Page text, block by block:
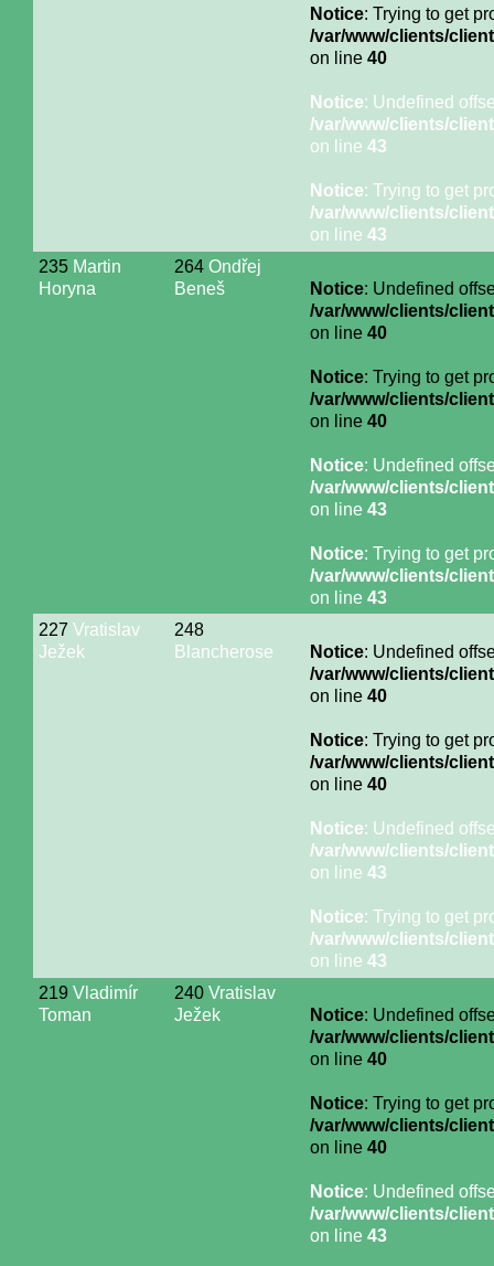
Notice: Trying to get
/var/www/clients/
on line 40
Notice: Undefined
/var/www/clients/
on line 43
Notice: Trying to get
/var/www/clients/
on line 43
235 Martin
Horyna
264 Ondřej
Beneš
Notice: Undefined
/var/www/clients/
on line 40
Notice: Trying to get
/var/www/clients/
on line 40
Notice: Undefined
/var/www/clients/
on line 43
Notice: Trying to get
/var/www/clients/
on line 43
227 Vratislav
Ježek
248
Blancherose
Notice: Undefined
/var/www/clients/
on line 40
Notice: Trying to get
/var/www/clients/
on line 40
Notice: Undefined
/var/www/clients/
on line 43
Notice: Trying to get
/var/www/clients/
on line 43
219 Vladimír
Toman
240 Vratislav
Ježek
Notice: Undefined
/var/www/clients/
on line 40
Notice: Trying to get
/var/www/clients/
on line 40
Notice: Undefined
/var/www/clients/
on line 43